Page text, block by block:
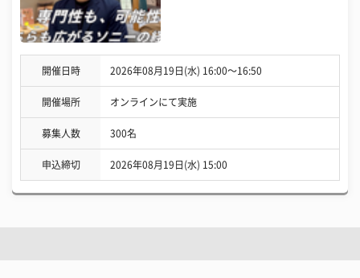
開催日時 2026年08月19日(水) 16:00〜16:50
開催場所 オンラインにて実施
募集人数 300名
申込締切 2026年08月19日(水) 15:00